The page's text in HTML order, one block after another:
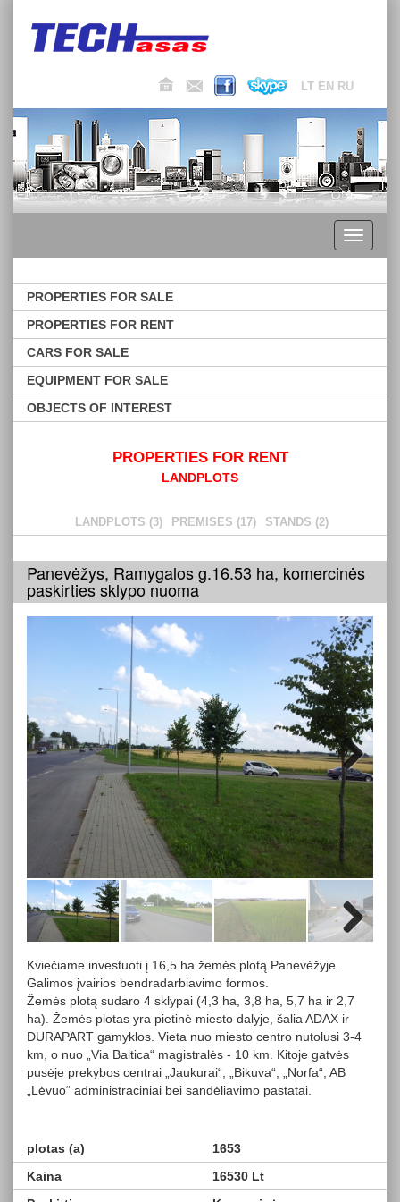
LT EN RU
Toggle
PROPERTIES FOR SALE
PROPERTIES FOR RENT
CARS FOR SALE
EQUIPMENT FOR SALE
OBJECTS OF INTEREST
PROPERTIES FOR RENT
LANDPLOTS
LANDPLOTS (3) PREMISES (17) STANDS (2)
Panevėžys, Ramygalos g.16.53 ha, komercinės
paskirties sklypo nuoma
Next
Kviečiame investuoti į 16,5 ha žemės plotą Panevėžyje.
Galimos įvairios bendradarbiavimo formos.
Žemės plotą sudaro 4 sklypai (4,3 ha, 3,8 ha, 5,7 ha ir 2,7
ha). Žemės plotas yra pietinė miesto dalyje, šalia ADAX ir
DURAPART gamyklos. Vieta nuo miesto centro nutolusi 3-4
km, o nuo „Via Baltica“ magistralės - 10 km. Kitoje gatvės
pusėje prekybos centrai „Jaukurai“, „Bikuva“, „Norfa“, AB
„Lėvuo“ administraciniai bei sandėliavimo pastatai.
plotas (a)
1653
Kaina
16530 Lt